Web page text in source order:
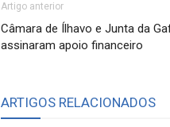
Artigo anterior
Câmara de Ílhavo e Junta da
assinaram apoio financeiro
ARTIGOS RELACIONADOS